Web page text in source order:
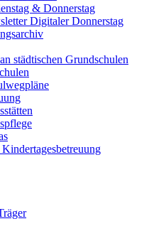
& Donnerstag
Digitaler Donnerstag
städtischen Grundschulen